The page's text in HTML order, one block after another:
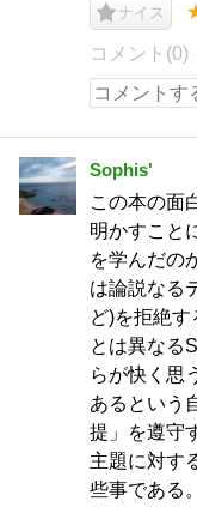
ナイス
コメント(0)
Sophis'
この本の面
明かすこと
を学んだの
は論説なる
ど)を拒絶
とは異なる
らが快く思
あるという
提」を遵守
主題に対す
些事である